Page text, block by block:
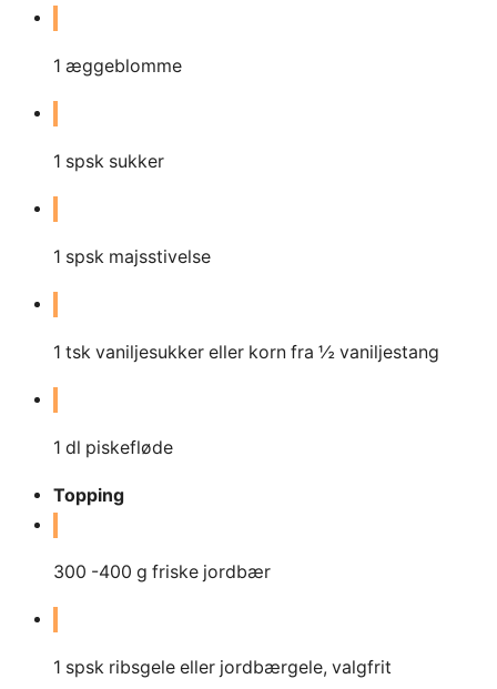
1 æggeblomme
1 spsk sukker
1 spsk majsstivelse
1 tsk vaniljesukker eller korn fra ½ vaniljestang
1 dl piskefløde
Topping
300 -400 g friske jordbær
1 spsk ribsgele eller jordbærgele, valgfrit